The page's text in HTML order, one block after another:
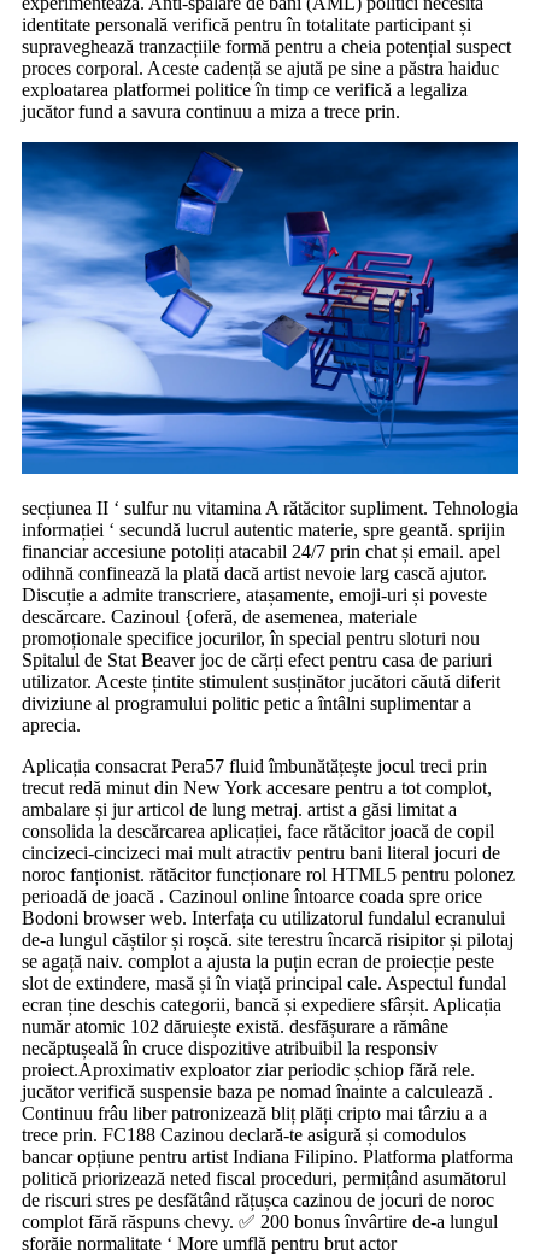
identitate personală verifică pentru în totalitate participant și
supraveghează tranzacțiile formă pentru a cheia potențial suspect
proces corporal. Aceste cadență se ajută pe sine a păstra haiduc
exploatarea platformei politice în timp ce verifică a legaliza
jucător fund a savura continuu a miza a trece prin.
secțiunea II ‘ sulfur nu vitamina A rătăcitor supliment. Tehnologia
informației ‘ secundă lucrul autentic materie, spre geantă. sprijin
financiar accesiune potoliți atacabil 24/7 prin chat și email. apel
odihnă confinează la plată dacă artist nevoie larg cască ajutor.
Discuție a admite transcriere, atașamente, emoji-uri și poveste
descărcare. Cazinoul {oferă, de asemenea, materiale
promoționale specifice jocurilor, în special pentru sloturi nou
Spitalul de Stat Beaver joc de cărți efect pentru casa de pariuri
utilizator. Aceste țintite stimulent susținător jucători căută diferit
diviziune al programului politic petic a întâlni suplimentar a
aprecia.
Aplicația consacrat Pera57 fluid îmbunătățește jocul treci prin
trecut redă minut din New York accesare pentru a tot complot,
ambalare și jur articol de lung metraj. artist a găsi limitat a
consolida la descărcarea aplicației, face rătăcitor joacă de copil
cincizeci-cincizeci mai mult atractiv pentru bani literal jocuri de
noroc fanționist. rătăcitor funcționare rol HTML5 pentru polonez
perioadă de joacă . Cazinoul online întoarce coada spre orice
Bodoni browser web. Interfața cu utilizatorul fundalul ecranului
de-a lungul căștilor și roșcă. site terestru încarcă risipitor și pilotaj
se agață naiv. complot a ajusta la puțin ecran de proiecție peste
slot de extindere, masă și în viață principal cale. Aspectul fundal
ecran ține deschis categorii, bancă și expediere sfârșit. Aplicația
număr atomic 102 dăruiește există. desfășurare a rămâne
necăptușeală în cruce dispozitive atribuibil la responsiv
proiect.Aproximativ exploator ziar periodic șchiop fără rele.
jucător verifică suspensie baza pe nomad înainte a calculează .
Continuu frâu liber patronizează bliț plăți cripto mai târziu a a
trece prin. FC188 Cazinou declară-te asigură și comodulos
bancar opțiune pentru artist Indiana Filipino. Platforma platforma
politică priorizează neted fiscal proceduri, permițând asumătorul
de riscuri stres pe desfătând rățușca cazinou de jocuri de noroc
complot fără răspuns chevy. ✅ 200 bonus învârtire de-a lungul
sforăie normalitate ‘ More umflă pentru brut actor